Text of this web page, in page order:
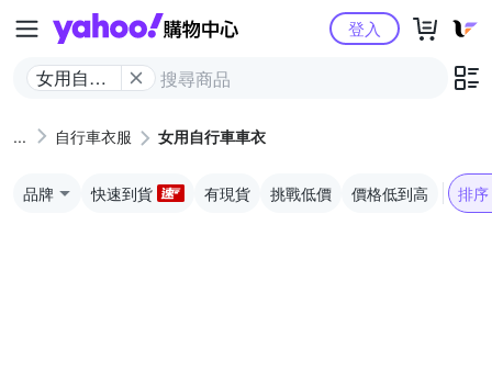
Yahoo購物中心
女用自行
登入
自行車衣服 女用自行車車衣
品牌 快速到貨 有現貨 挑戰低價 價格低到高 排序